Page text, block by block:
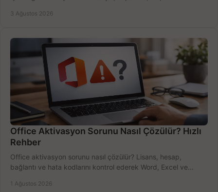
3 Ağustos 2026
Office Aktivasyon Sorunu Nasıl Çözülür? Hızlı
Rehber
Office aktivasyon sorunu nasıl çözülür? Lisans, hesap,
bağlantı ve hata kodlarını kontrol ederek Word, Excel ve
1 Ağustos 2026